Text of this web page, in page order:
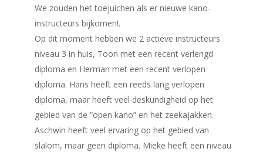
We zouden het toejuichen als er nieuwe kano-
instructeurs bijkomen!.
Op dit moment hebben we 2 actieve instructeurs
niveau 3 in huis, Toon met een recent verlengd
diploma en Herman met een recent verlopen
diploma. Hans heeft een reeds lang verlopen
diploma, maar heeft veel deskundigheid op het
gebied van de “open kano” en het zeekajakken.
Aschwin heeft veel ervaring op het gebied van
slalom, maar geen diploma. Mieke heeft een niveau